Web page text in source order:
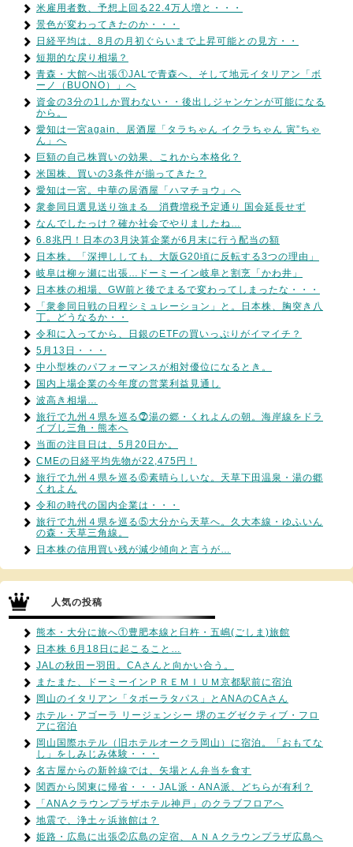
米雇用者数、予想上回る22.4万人増と・・・
景色が変わってきたのか・・・
日経平均は、8月の月初ぐらいまで上昇可能との見方・・
短期的な戻り相場？
青森・大館へ出張①JALで青森へ、そして地元イタリアン「ボ
ーノ（BUONO）」へ
資金の3分の1しか買わない・・後出しジャンケンが可能になる
から。
愛知は一宮again、居酒屋「タラちゃん イクラちゃん 寅”ちゃ
ん」へ
巨額の自己株買いの効果、これから本格化？
米国株、買いの3条件が揃ってきた？
愛知は一宮。中華の居酒屋「ハマチョウ」へ
衆参同日選見送り強まる 消費増税予定通り 国会延長せず
なんでしたっけ？確か社会でやりましたね…
6.8兆円！日本の3月決算企業が6月末に行う配当の額
日本株。「深押ししても、大阪G20頃に反転する3つの理由」
岐阜は柳ヶ瀬に出張…ドーミーイン岐阜と割烹「かわ井」
日本株の相場、GW前と後でまるで変わってしまったな・・・
「衆参同日戦の日程シミュレーション」と。日本株、胸突き八
丁。どうなるか・・
令和に入ってから、日銀のETFの買いっぷりがイマイチ？
5月13日・・・
中小型株のパフォーマンスが相対優位になるとき。
国内上場企業の今年度の営業利益見通し
波高き相場…
旅行で九州４県を巡る⓻湯の郷・くれよんの朝。海岸線をドラ
イブし三角・熊本へ
当面の注目日は、5月20日か。
CMEの日経平均先物が22,475円！
旅行で九州４県を巡る⑥素晴らしいな。天草下田温泉・湯の郷
くれよん
令和の時代の国内企業は・・・
旅行で九州４県を巡る⑤大分から天草へ。久大本線・ゆふいん
の森・天草三角線。
日本株の信用買い残が減少傾向と言うが…
人気の投稿
熊本・大分に旅へ①豊肥本線と臼杵・五嶋(ごしま)旅館
日本株 6月18日に起こること…
JALの秋田ー羽田。CAさんと向かい合う。
またまた、ドーミーインＰＲＥＭＩＵＭ京都駅前に宿泊
岡山のイタリアン「タボーラタパス」とANAのCAさん
ホテル・アゴーラ リージェンシー 堺のエグゼクティブ・フロ
アに宿泊
岡山国際ホテル（旧ホテルオークラ岡山）に宿泊。「おもてな
し」をしみじみ体験・・・
名古屋からの新幹線では、矢場とん弁当を食す
関西から関東に帰省・・・JAL派・ANA派、どちらが有利？
「ANAクラウンプラザホテル神戸」のクラブフロアへ
地震で、浄土ヶ浜旅館は？
姫路・広島に出張②広島の定宿、ＡＮＡクラウンプラザ広島へ